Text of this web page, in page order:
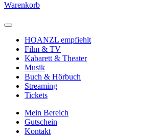
Warenkorb
HOANZL empfiehlt
Film & TV
Kabarett & Theater
Musik
Buch & Hörbuch
Streaming
Tickets
Mein Bereich
Gutschein
Kontakt